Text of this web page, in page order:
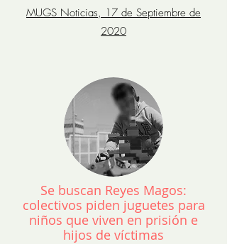
MUGS Noticias, 17 de Septiembre de
2020
Se buscan Reyes Magos:
colectivos piden juguetes para
niños que viven en prisión e
hijos de víctimas